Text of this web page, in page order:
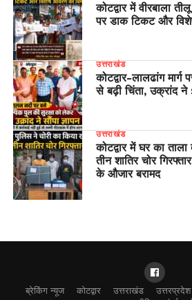
कोटद्वार में वीरबाला
पर डाक टिकट और
उत्तराखंड
​कोटद्वार-लालढांग
से बढ़ी चिंता, उक्रांद ने
उत्तराखंड
कोटद्वार में घर का
तीन शातिर चोर
के औजार बरामद
ब्रेकिंग न्यूज कोटद्वार उत्तराखंड उत्तरप्रदेश